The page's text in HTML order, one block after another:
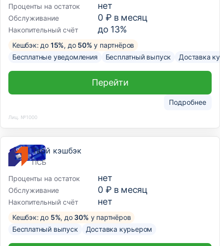
Проценты на остаток
нет
Обслуживание 0 ₽ в месяц
Накопительный счёт до 13%
Кешбэк: до 15%, до 50% у партнёров
Бесплатные уведомления
Бесплатный выпуск Доставка
Подробнее
Перейти
Лиц. №1000
Твой кэшбэк
ПСБ
Проценты на остаток
нет
Обслуживание 0 ₽ в месяц
Накопительный счёт нет
Кешбэк: до 5%, до 30% у партнёров
Бесплатный выпуск
Доставка курьером